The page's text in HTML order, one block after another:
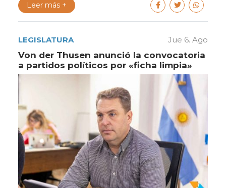
Leer más +
LEGISLATURA Jue 6. Ago
Von der Thusen anunció la convocatoria
a partidos políticos por «ficha limpia»